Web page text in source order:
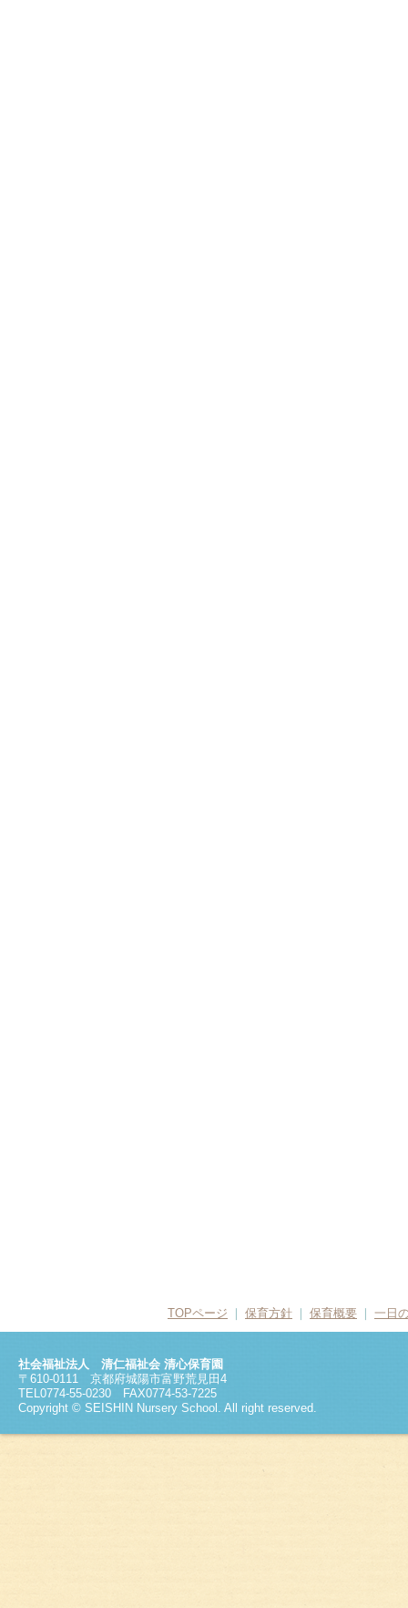
TOPページ 保育方針 保育概要 一日
社会福祉法人 清仁福祉会 清心保育園
〒610-0111 京都府城陽市富野荒見田4
TEL0774-55-0230 FAX0774-53-7225
Copyright © SEISHIN Nursery School. All right reserved.